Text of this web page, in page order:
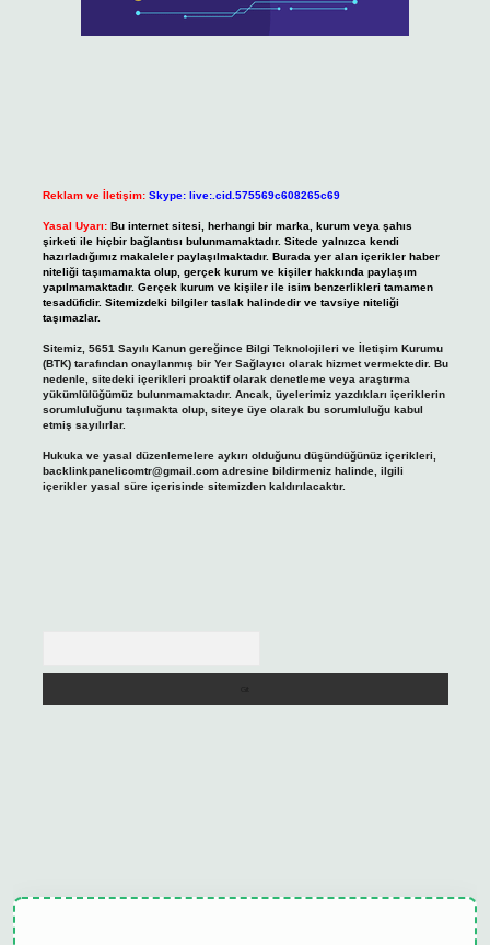
Reklam ve İletişim: Skype: live:.cid.575569c608265c69
Yasal Uyarı: Bu internet sitesi, herhangi bir marka, kurum veya şahıs
şirketi ile hiçbir bağlantısı bulunmamaktadır. Sitede yalnızca kendi
hazırladığımız makaleler paylaşılmaktadır. Burada yer alan içerikler haber
niteliği taşımamakta olup, gerçek kurum ve kişiler hakkında paylaşım
yapılmamaktadır. Gerçek kurum ve kişiler ile isim benzerlikleri tamamen
tesadüfidir. Sitemizdeki bilgiler taslak halindedir ve tavsiye niteliği
taşımazlar.
Sitemiz, 5651 Sayılı Kanun gereğince Bilgi Teknolojileri ve İletişim Kurumu
(BTK) tarafından onaylanmış bir Yer Sağlayıcı olarak hizmet vermektedir. Bu
nedenle, sitedeki içerikleri proaktif olarak denetleme veya araştırma
yükümlülüğümüz bulunmamaktadır. Ancak, üyelerimiz yazdıkları içeriklerin
sorumluluğunu taşımakta olup, siteye üye olarak bu sorumluluğu kabul
etmiş sayılırlar.
Hukuka ve yasal düzenlemelere aykırı olduğunu düşündüğünüz içerikleri,
backlinkpanelicomtr@gmail.comadresine bildirmeniz halinde, ilgili
içerikler yasal süre içerisinde sitemizden kaldırılacaktır.